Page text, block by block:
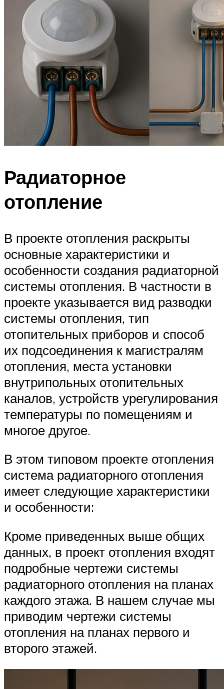
Радиаторное
отопление
В проекте отопления раскрыты
основные характеристики и
особенности создания радиаторной
системы отопления. В частности в
проекте указывается вид разводки
системы отопления, тип
отопительных приборов и способ
их подсоединения к магистралям
отопления, места установки
внутрипольных отопительных
каналов, устройств урегулирования
температуры по помещениям и
многое другое.
В этом типовом проекте отопления
система радиаторного отопления
имеет следующие характеристики
и особенности:
Кроме приведенных выше общих
данных, в проект отопления входят
подробные чертежи системы
радиаторного отопления на планах
каждого этажа. В нашем случае мы
приводим чертежи системы
отопления на планах первого и
второго этажей.